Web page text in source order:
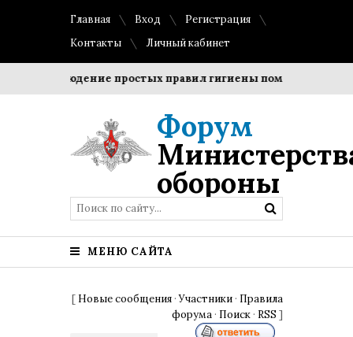
Главная Вход
Регистрация
Контакты
Личный кабинет
Соблюдение простых правил гигиены помогает
Форум
обороны
МЕНЮ САЙТА
[ Новые сообщения ·Участники · Правила
форума · Поиск · RSS ]